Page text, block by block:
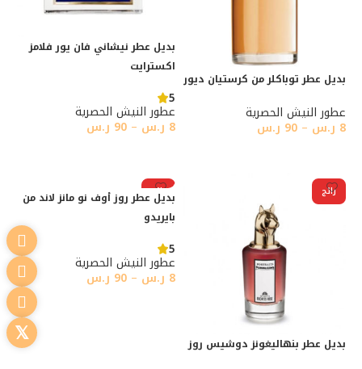
بديل عطر توباكلر من كرستيان ديور
عطور النيش الحصرية
8 ر.س –
90 ر.س
بديل عطر نيشاني فان يور فلامز
اكسترايت
5
عطور النيش الحصرية
8 ر.س –
90 ر.س
رائج
بديل عطر بنهاليغونز دوشيس روز
رائج
بديل عطر روز أوف نو مانز لاند من
بايريدو
5
عطور النيش الحصرية
8 ر.س –
90 ر.س